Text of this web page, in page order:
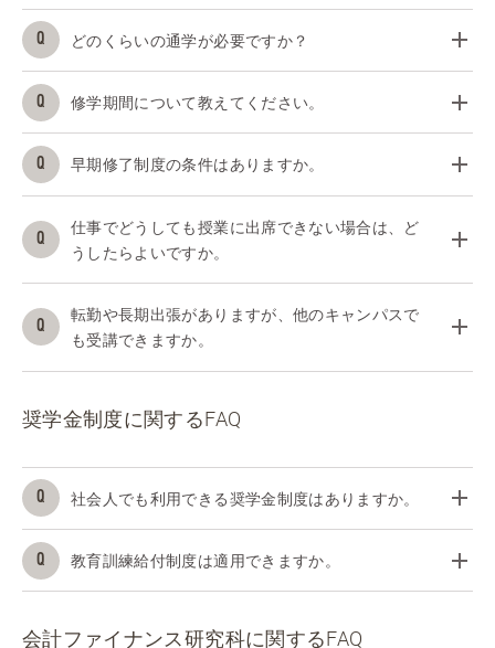
どのくらいの通学が必要ですか？
修学期間について教えてください。
早期修了制度の条件はありますか。
仕事でどうしても授業に出席できない場合は、ど
うしたらよいですか。
転勤や長期出張がありますが、他のキャンパスで
も受講できますか。
奨学金制度に関するFAQ
社会人でも利用できる奨学金制度はありますか。
教育訓練給付制度は適用できますか。
会計ファイナンス研究科に関するFAQ